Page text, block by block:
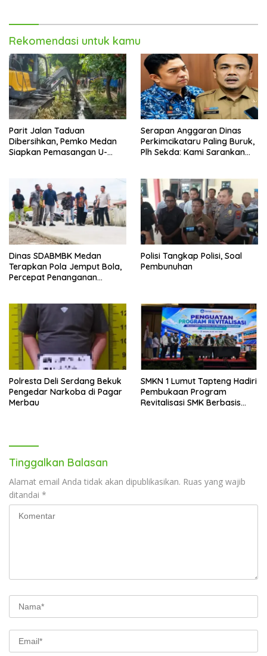
Rekomendasi untuk kamu
Parit Jalan Taduan
Dibersihkan, Pemko Medan
Siapkan Pemasangan U-
Serapan Anggaran Dinas
Perkimcikataru Paling Buruk,
Plh Sekda: Kami Sarankan
Dinas SDABMBK Medan
Terapkan Pola Jemput Bola,
Percepat Penanganan
Polisi Tangkap Polisi, Soal
Pembunuhan
Polresta Deli Serdang Bekuk
Pengedar Narkoba di Pagar
Merbau
SMKN 1 Lumut Tapteng Hadiri
Pembukaan Program
Revitalisasi SMK Berbasis
Tinggalkan Balasan
Alamat email Anda tidak akan dipublikasikan. Ruas yang wajib
ditandai *